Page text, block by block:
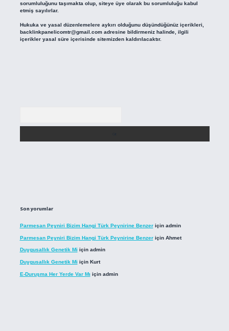
sorumluluğunu taşımakta olup, siteye üye olarak bu sorumluluğu kabul
etmiş sayılırlar.
Hukuka ve yasal düzenlemelere aykırı olduğunu düşündüğünüz içerikleri,
backlinkpanelicomtr@gmail.comadresine bildirmeniz halinde, ilgili
içerikler yasal süre içerisinde sitemizden kaldırılacaktır.
Son yorumlar
Parmesan Peyniri Bizim Hangi Türk Peynirine Benzeriçin admin
Parmesan Peyniri Bizim Hangi Türk Peynirine Benzeriçin Ahmet
Duygusallık Genetik Mi için admin
Duygusallık Genetik Mi için Kurt
E-Duruşma Her Yerde Var Mı için admin